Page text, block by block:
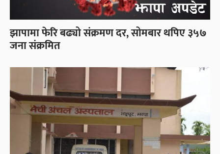
झापामा फेरि बढ्यो संक्रमण दर, सोमबार थपिए ३५७
जना संक्रमित